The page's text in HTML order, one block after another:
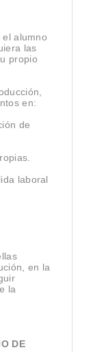
alumno
las
propio
en:
de
laboral
en la
la
DE